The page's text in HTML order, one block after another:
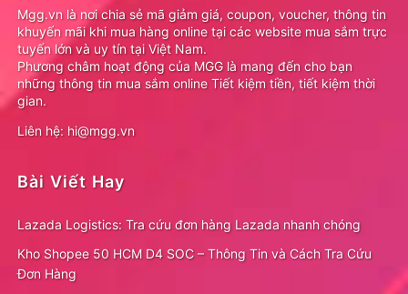
Mgg.vn là nơi chia sẻ mã giảm giá, coupon, voucher, thông tin
khuyến mãi khi mua hàng online tại các website mua sắm trực
tuyến lớn và uy tín tại Việt Nam.
Phương châm hoạt động của MGG là mang đến cho bạn
những thông tin mua sắm online Tiết kiệm tiền, tiết kiệm thời
gian.
Liên hệ: hi@mgg.vn
Bài Viết Hay
Lazada Logistics: Tra cứu đơn hàng Lazada nhanh chóng
Kho Shopee 50 HCM D4 SOC – Thông Tin và Cách Tra Cứu
Đơn Hàng